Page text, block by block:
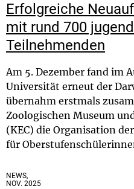
Erfolgreiche
mit rund 700
Teilnehmenden
Am 5. Dezember fand im
Universität erneut der
übernahm erstmals
Zoologischen Museum
(KEC) die Organisation
für
NEWS,
NOV. 2025